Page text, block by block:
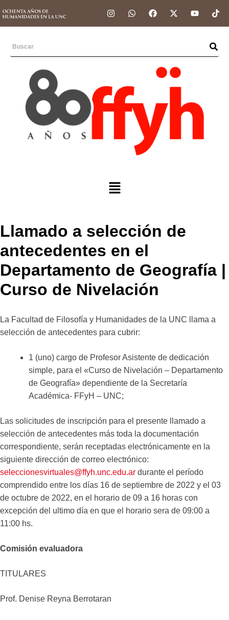
Llamado a selección de
antecedentes en el
Departamento de Geografía |
Curso de Nivelación
La Facultad de Filosofía y Humanidades de la UNC llama a
selección de antecedentes para cubrir:
1 (uno) cargo de Profesor Asistente de dedicación
simple, para el «Curso de Nivelación – Departamento
de Geografía» dependiente de la Secretaría
Académica- FFyH – UNC;
Las solicitudes de inscripción para el presente llamado a
selección de antecedentes más toda la documentación
correspondiente, serán receptadas electrónicamente en la
siguiente dirección de correo electrónico:
seleccionesvirtuales@ffyh.unc.edu.ar durante el período
comprendido entre los días 16 de septiembre de 2022 y el 03
de octubre de 2022, en el horario de 09 a 16 horas con
excepción del ultimo día en que el horario sera de 09:00 a
11:00 hs.
Comisión evaluadora
TITULARES
Prof. Denise Reyna Berrotaran